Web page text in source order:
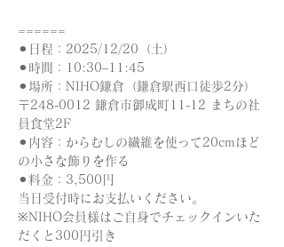
======
⚫︎日程：2025/12/20（土）
⚫︎時間：10:30–11:45
⚫︎場所：NIHO鎌倉（鎌倉駅西口徒歩2分）
〒248-0012 鎌倉市御成町11-12 まちの社
員食堂2F
⚫︎内容：からむしの繊維を使って20cmほど
の小さな飾りを作る
⚫︎料金：3,500円
当日受付時にお支払いください。
※NIHO会員様はご自身でチェックインいた
だくと300円引き